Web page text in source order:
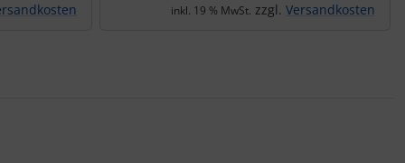
inkl. 19 % MwSt. zzgl. Versandkosten